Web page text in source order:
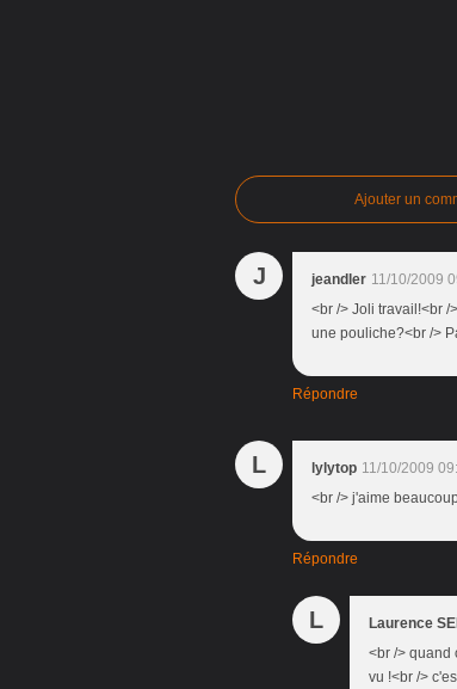
Ajouter un
J jeandler 11/10/2009
<br /> Joli travail!<br
une pouliche?<br />
Répondre
L lylytop 11/10/2009
<br /> j'aime
Répondre
L Laurence
<br /> quand
vu !<br />